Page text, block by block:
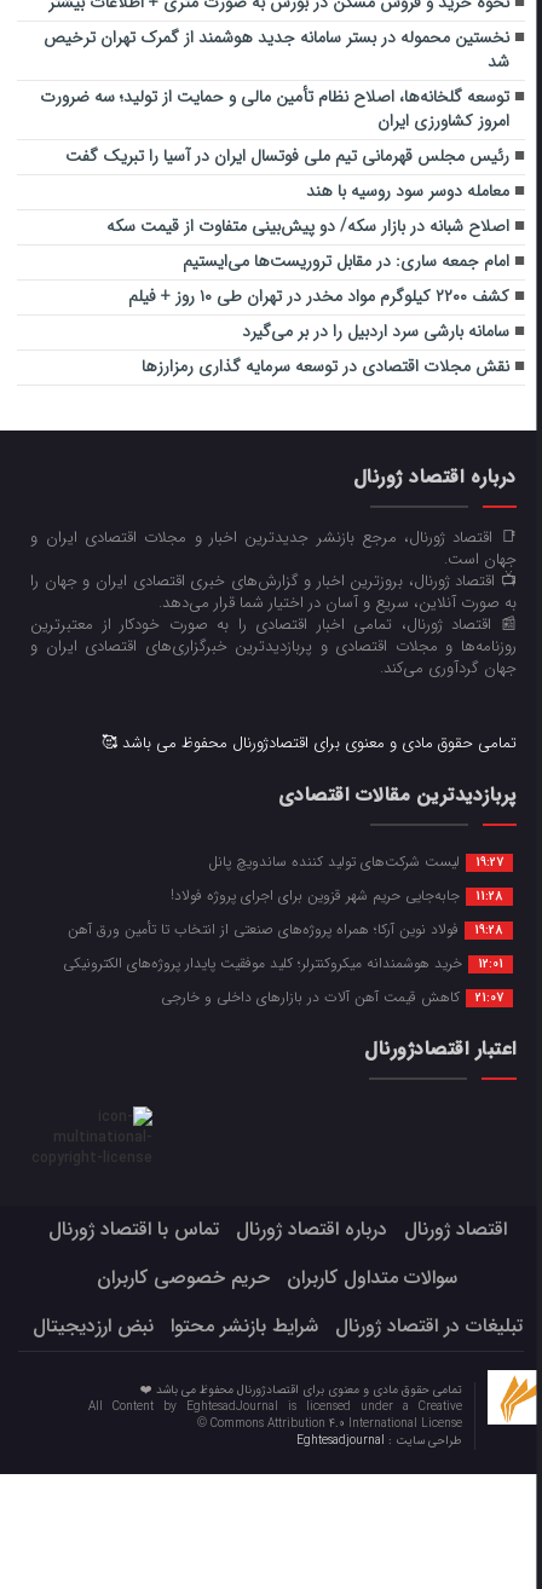
نخستین محموله در بستر سامانه جدید هوشمند از گمرک تهران ترخیص
شد
توسعه گلخانه‌ها، اصلاح نظام تأمین مالی و حمایت از تولید؛ سه ضرورت
امروز کشاورزی ایران
رئیس مجلس قهرمانی تیم ملی فوتسال ایران در آسیا را تبریک گفت
معامله دوسر سود روسیه با هند
اصلاح شبانه در بازار سکه/ دو پیش‌بینی متفاوت از قیمت سکه
امام جمعه ساری: در مقابل تروریست‌ها می‌ایستیم
کشف ۲۲۰۰ کیلوگرم مواد مخدر در تهران طی ۱۰ روز + فیلم
سامانه بارشی ‌سرد ‌اردبیل را در بر می‌گیرد
نقش مجلات اقتصادی در توسعه سرمایه گذاری رمزارزها
درباره اقتصاد ژورنال
📑 اقتصاد ژورنال، مرجع بازنشر جدیدترین اخبار و مجلات اقتصادی ایران و
جهان است.
📺 اقتصاد ژورنال، بروزترین اخبار و گزارش‌های خبری اقتصادی ایران و جهان را
به صورت آنلاین، سریع و آسان در اختیار شما قرار می‌‌دهد.
📰 اقتصاد ژورنال، تمامی اخبار اقتصادی را به صورت خودکار از معتبرترین
روزنامه‌ها و مجلات اقتصادی و پربازدیدترین خبرگزاری‌های اقتصادی ایران و
جهان گردآوری می‌کند.
تمامی حقوق مادی و معنوی برای اقتصادژورنال محفوظ می باشد 🥰
پربازدیدترین مقالات اقتصادی
19:27 لیست شرکت‌های تولید کننده ساندویچ پانل
11:28 جابه‌جایی حریم شهر قزوین برای اجرای پروژه فولاد!
19:28 فولاد نوین آرکا؛ همراه پروژه‌های صنعتی از انتخاب تا تأمین ورق آهن
12:01 خرید هوشمندانه میکروکنترلر؛ کلید موفقیت پایدار پروژه‌های الکترونیکی
21:07 کاهش قیمت آهن آلات در بازارهای داخلی و خارجی
اعتبار اقتصادژورنال
اقتصاد ژورنال درباره اقتصاد ژورنال
تماس با اقتصاد ژورنال
سوالات متداول کاربران
حریم خصوصی کاربران
تبلیغات در اقتصاد ژورنال
شرایط بازنشر محتوا نبض ارزدیجیتال
تمامی حقوق مادی و معنوی برای اقتصادژورنال محفوظ می باشد ❤️
All Content by EghtesadJournal is licensed under a Creative
Commons Attribution 4.0 International License ©️
طراحی سایت :